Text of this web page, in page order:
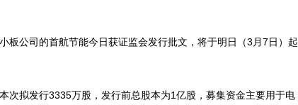
公司的首航节能今日获证监会发行批文，将于明日（3月7日）起
拟发行3335万股，发行前总股本为1亿股，募集资金主要用于电